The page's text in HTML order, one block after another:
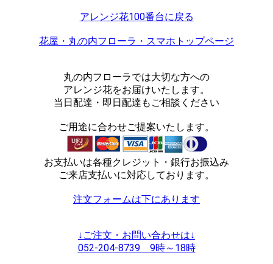
アレンジ花100番台に戻る
花屋・丸の内フローラ・スマホトップページ
丸の内フローラでは大切な方への
アレンジ花をお届けいたします。
当日配達・即日配達もご相談ください
ご用途に合わせご提案いたします。
お支払いは各種クレジット・銀行お振込み
ご来店支払いに対応しております。
注文フォームは下にあります
↓ご注文・お問い合わせは↓
052-204-8739 9時～18時